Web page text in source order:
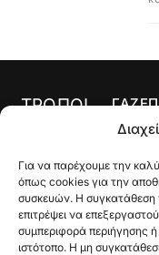
Για να παρέχουμε την
όπως cookies για την
συσκευών. Η συγκατάθεση
επιτρέψει να
συμπεριφορά περιήγησης
ιστότοπο. Η μη
ΤΡΟΠΟΙ
ΠΛΗΡΩΜΗΣΑρχική
μου
Ποιοι